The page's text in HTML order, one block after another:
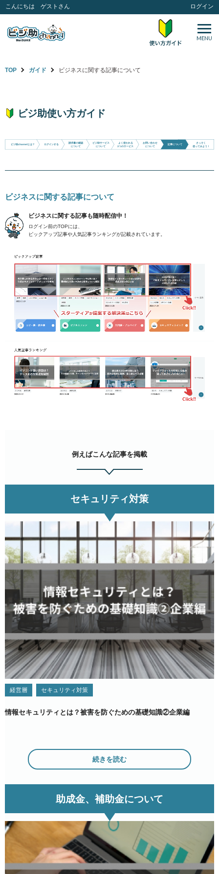
こんにちは ゲストさん ログイン
MENU
TOP ガイド ビジネスに関する記事について
ビジ助使い方ガイド
さっそく
使ってみよう！
記事について
お問い合わせ
について
よく使われる
3つのサービス
ビジ助サービス
について
請求書の確認
について
ログインする
ビジ助channelとは？
ビジネスに関する記事について
ビジネスに関する記事も随時配信中！
ログイン前のTOPには、
ピックアップ記事や人気記事ランキングが記載されています。
例えばこんな記事を掲載
セキュリティ対策
経営層 セキュリティ対策
情報セキュリティとは？被害を防ぐための基礎知識②企業編
続きを読む
助成金、補助金について